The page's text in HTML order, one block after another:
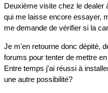
Deuxième visite chez le dealer
qui me laisse encore essayer,
me demande de vérifier si la
Je m'en retourne donc dépité,
forums pour tenter de mettre
Entre temps j'ai réussi à
une autre possibilité?